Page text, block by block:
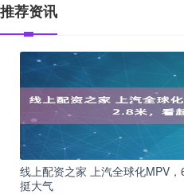
推荐资讯
线上配资之家 上汽全球化MPV
挺大气